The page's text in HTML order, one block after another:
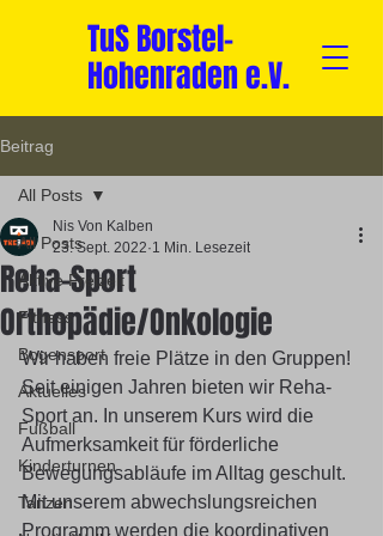
TuS Borstel-
Hohenraden e.V.
Beitrag
All Posts
Aktive Freizeit
Fitness
Bogensport
Aktuelles
Fußball
Kinderturnen
Tanzen
All Posts
Reha-Sport
Orthopädie/Onkologie
Nis Von Kalben
23. Sept. 2022 1 Min. Lesezeit
Wir haben freie Plätze in den Gruppen!
Seit einigen Jahren bieten wir Reha-
Sport an. In unserem Kurs wird die
Aufmerksamkeit für förderliche
Bewegungsabläufe im Alltag geschult.
Mit unserem abwechslungsreichen
Programm werden die koordinativen